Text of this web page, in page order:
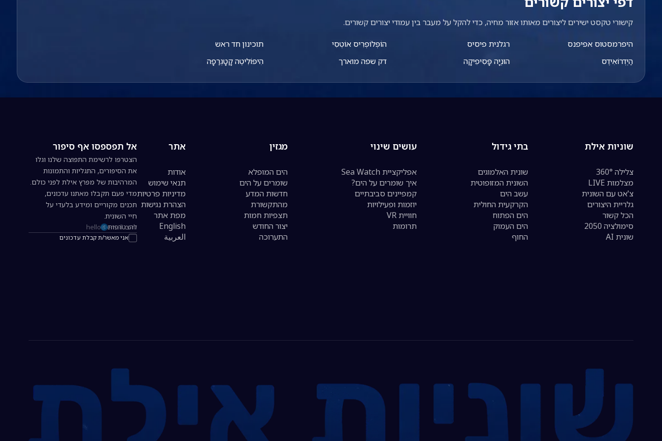
קישורי טקסט ישירים ליצורים מאותו אזור מחיה, כדי להקל על מעבר בין עמודי יצורים קשורים.
היפרמסטוס אפיפנס
הַיְדְרוֹאִידֶס
רגלנית פיסיס
הוּנְיָה פָּסִיפִיקָה
הוֹפְּלוֹפְרִיס אוֹטְסִי
דק שפה מוארך
תוכינון חד ראש
הִיפּוֹלִיטֶה קָטָגְרַפָה
שוניות אילת
צלילה 360°
מצלמות LIVE
צ'אט עם השונית
גלריית היצורים
הכל קשור
סימולציה 2050
שונית AI
בתי גידול
שונית האלמוגים
השונית המזופוטית
עשב הים
הקרקעית החולית
הים הפתוח
הים העמוק
החוף
עושים שינוי
אפליקציית Sea Watch
איך שומרים על הים?
קמפיינים סביבתיים
יוזמות ופעילויות
חוויית VR
תרומות
מגזין
הים המופלא
שומרים על הים
חדשות המדע
מהתקשורת
תצפיות חמות
יצור החודש
התערוכה
אתר
אודות
תנאי שימוש
מדיניות פרטיות
הצהרת נגישות
מפת אתר
English
العربية
אל תפספסו אף סיפור
הצטרפו לרשימת התפוצה שלנו וגלו
את הסיפורים, התגליות והתמונות
המרהיבות של מפרץ אילת לפני כולם.
מדי פעם תקבלו מאתנו עדכונים,
תכנים מקוריים ומידע בלעדי על
חיי השונית.
כתובת אימייל להרשמה לניוזלטר
אני מאשר/ת קבלת עדכונים
להצטרפות